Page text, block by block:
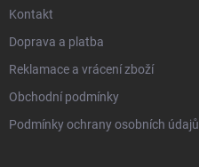
Kontakt
Doprava a platba
Reklamace a vrácení zboží
Obchodní podmínky
Podmínky ochrany osobních údajů